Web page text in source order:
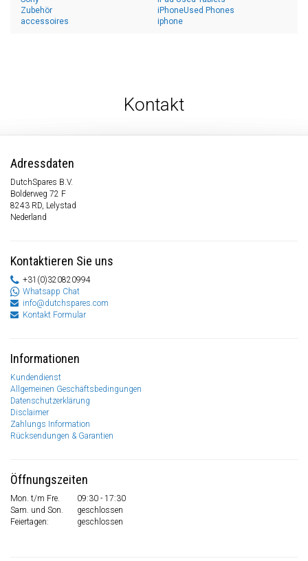
Zubehör
accessoires
iPhoneUsed Phones
iphone
Kontakt
Adressdaten
DutchSpares B.V.
Bolderweg 72 F
8243 RD, Lelystad
Nederland
Kontaktieren Sie uns
+31(0)320820994
Whatsapp Chat
info@dutchspares.com
Kontakt Formular
Informationen
Kundendienst
Allgemeinen Geschäftsbedingungen
Datenschutzerklärung
Disclaimer
Zahlungs Information
Rücksendungen & Garantien
Öffnungszeiten
Mon. t/m Fre.
09:30 - 17:30
Sam. und Son.
geschlossen
Feiertagen:
geschlossen